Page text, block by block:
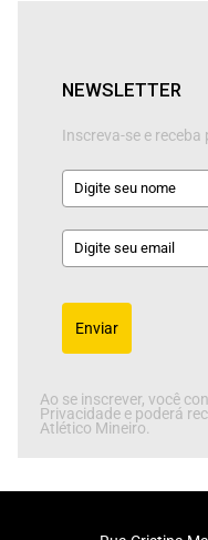
NEWSLETTER
Inscreva-se e
Enviar
Ao se inscrever, você
Privacidade e poderá
Atlético Mineiro.